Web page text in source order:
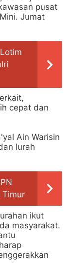
pusat
Jumat
cepat dan
Ain Warisin
lurah
Timur
ikut
masyarakat.